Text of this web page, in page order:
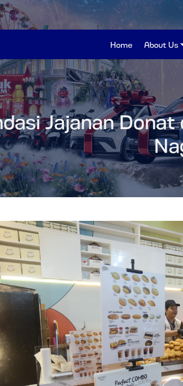
Home About Us
Jajanan